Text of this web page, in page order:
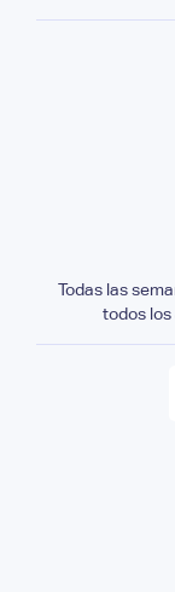
Todas las
todos los